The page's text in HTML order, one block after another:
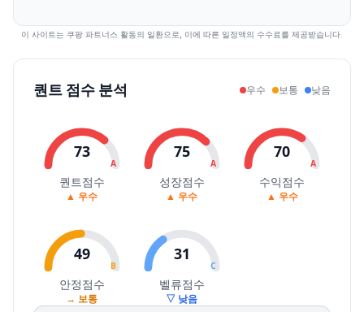
2026.07.28
63200632005960060400-5.92178069
2026.07.31
5880060100
168564
2026.08.04
5990062700 59900627003.81
121080
2026.08.05
63400 65500 63300 64300 2.55
153183
2026.08.06
6430065200 6260064000-0.47
110574
2026.08.07
63400 6220063600 78963
이 사이트는 쿠팡 파트너스 활동의 일환으로, 이에 따른 일정액의 수수료를 제공받습니다.
퀀트 점수 분석 우수 보통 낮음
73
A
퀀트점수
▲ 우수
75
A
성장점수
▲ 우수
70
A
수익점수
▲ 우수
49
B
안정점수
→ 보통
31
C
벨류점수
▽ 낮음